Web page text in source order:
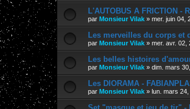
L'AUTOBUS A FRICTION -
par Monsieur Vilak » mer. juin 04,
Les merveilles du corps et
par Monsieur Vilak » mer. avr. 02,
Les belles histoires
par Monsieur Vilak » dim. mars
Les DIORAMA -
par Monsieur Vilak » lun. mars